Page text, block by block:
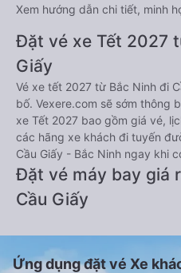
Xem hướng dẫn chi tiết, minh
Đặt vé xe Tết 2027
Giấy
Vé xe tết 2027 từ Bắc Ninh đi
bố. Vexere.com sẽ sớm thông
xe Tết 2027 bao gồm giá vé,
các hãng xe khách đi tuyến
Cầu Giấy - Bắc Ninh ngay khi
Đặt vé máy bay giá
Cầu Giấy
Ứng dụng đặt vé Xe